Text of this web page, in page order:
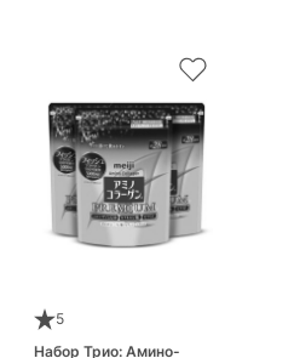
5
Набор Трио: Амино-